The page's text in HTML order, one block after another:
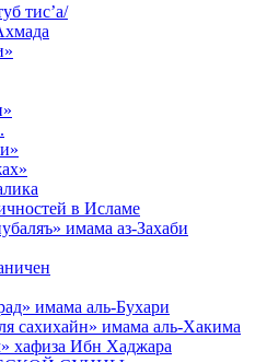
тис’а/
в Исламе
имама аз-Захаби
имама аль-Бухари
сахихайн» имама аль-Хакима
хафиза Ибн Хаджара